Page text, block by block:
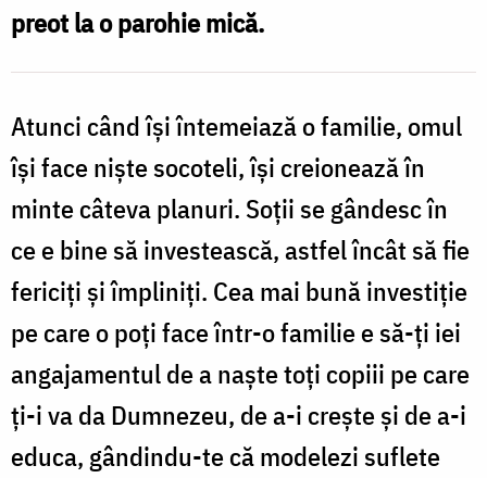
preot la o parohie mică.
Atunci când își întemeiază o familie, omul
își face niște socoteli, își creionează în
minte câteva planuri. Soții se gândesc în
ce e bine să investească, astfel încât să fie
fericiți și împliniți. Cea mai bună investiție
pe care o poți face într-o familie e să-ți iei
angajamentul de a naște toți copiii pe care
ți-i va da Dumnezeu, de a-i crește și de a-i
educa, gândindu-te că modelezi suflete